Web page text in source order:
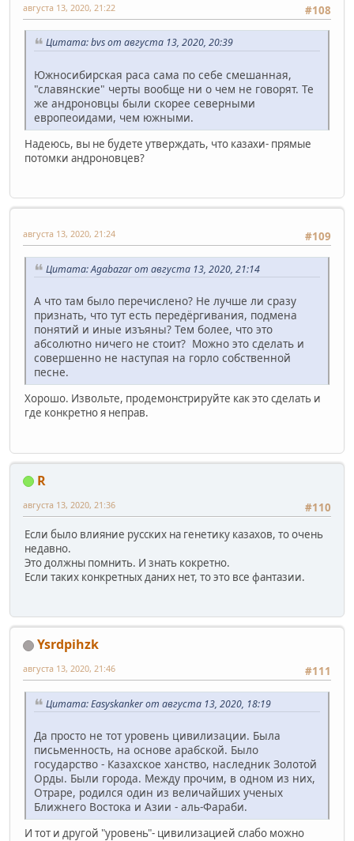
#108
августа 13, 2020, 21:22
Цитата: bvs от августа 13, 2020, 20:39
Южносибирская раса сама по себе смешанная,
"славянские" черты вообще ни о чем не говорят. Те
же андроновцы были скорее северными
европеоидами, чем южными.
Надеюсь, вы не будете утверждать, что казахи- прямые
потомки андроновцев?
#109
августа 13, 2020, 21:24
Цитата: Agabazar от августа 13, 2020, 21:14
А что там было перечислено? Не лучше ли сразу
признать, что тут есть передёргивания, подмена
понятий и иные изъяны? Тем более, что это
абсолютно ничего не стоит? Можно это сделать и
совершенно не наступая на горло собственной
песне.
Хорошо. Извольте, продемонстрируйте как это сделать и
где конкретно я неправ.
R
#110
августа 13, 2020, 21:36
Если было влияние русских на генетику казахов, то очень
недавно.
Это должны помнить. И знать кокретно.
Если таких конкретных даних нет, то это все фантазии.
Ysrdpihzk
#111
августа 13, 2020, 21:46
Цитата: Easyskanker от августа 13, 2020, 18:19
Да просто не тот уровень цивилизации. Была
письменность, на основе арабской. Было
государство - Казахское ханство, наследник Золотой
Орды. Были города. Между прочим, в одном из них,
Отраре, родился один из величайших ученых
Ближнего Востока и Азии - аль-Фараби.
И тот и другой "уровень"- цивилизацией слабо можно